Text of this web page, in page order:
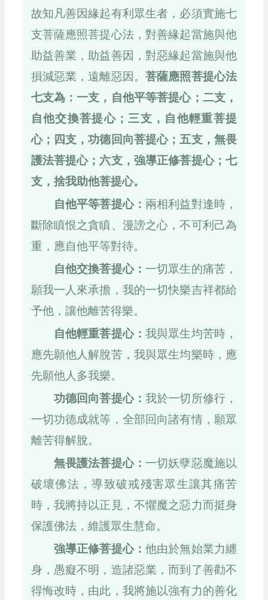
故知凡善因緣起有利眾生者，必須實施七
支菩薩應照菩提心法，對善緣起當施與他
助益善業，助益善因，對惡緣起當施與他
損減惡業，遠離惡因。 菩薩應照菩提心法
七支為：一支，自他平等菩提心；二支，
自他交換菩提心；三支，自他輕重菩提
心；四支，功德回向菩提心；五支，無畏
護法菩提心；六支，強導正修菩提心；七
支，捨我助他菩提心。
自他平等菩提心： 兩相利益對逢時，
斷除瞋恨之貪瞋、漫謗之心，不可利己為
重，應自他平等對待。
自他交換菩提心： 一切眾生的痛苦，
願我一人來承擔，我的一切快樂吉祥都給
予他，讓他離苦得樂。
自他輕重菩提心： 我與眾生均苦時，
應先願他人解脫苦，我與眾生均樂時，應
先願他人多我樂。
功德回向菩提心： 我於一切所修行，
一切功德成就等，全部回向諸有情，願眾
離苦得解脫。
無畏護法菩提心： 一切妖孽惡魔施以
破壞佛法，導致破戒殘害眾生讓其痛苦
時，我將持以正見，不懼魔之惡力而挺身
保護佛法，維護眾生慧命。
強導正修菩提心： 他由於無始業力纏
身，愚癡不明，造諸惡業，而到了善勸不
得悔改時，由此，我將施以強有力的善化